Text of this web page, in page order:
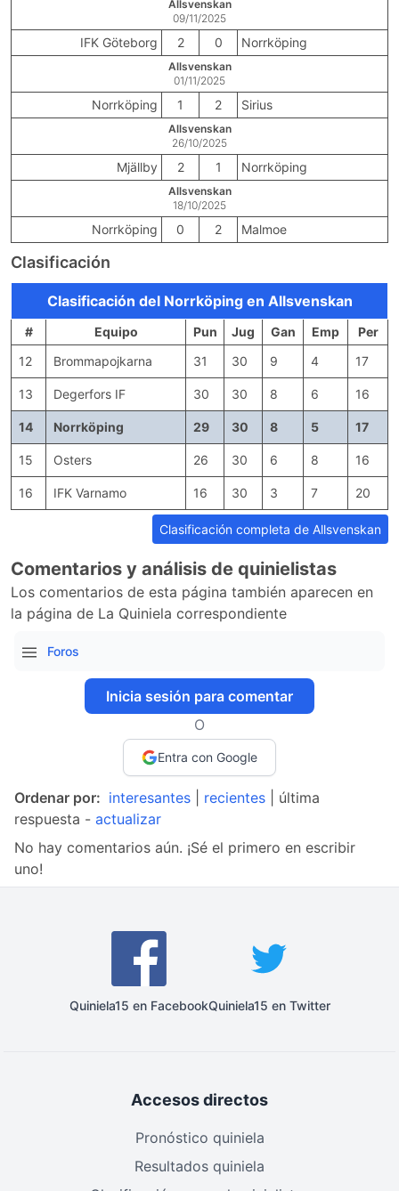
Allsvenskan
09/11/2025
IFK Göteborg 2 0 Norrköping
Allsvenskan
01/11/2025
Norrköping 1 2 Sirius
Allsvenskan
26/10/2025
Mjällby 2 1 Norrköping
Allsvenskan
18/10/2025
Norrköping 0 2 Malmoe
Clasificación
Clasificación del Norrköping en Allsvenskan
# Equipo Pun Jug Gan Emp
Per
12
Brommapojkarna 31 30 9 4 17
13 Degerfors IF 30 30 8 6 16
14 Norrköping 29 30 8 5 17
15 Osters 26 30 6 8 16
16 IFK Varnamo 16 30 3 7 20
Clasificación completa de Allsvenskan
Comentarios y análisis de quinielistas
Los comentarios de esta página también aparecen en
la página de La Quiniela correspondiente
Foros
Inicia sesión para comentar
O
Entra con Google
Ordenar por: interesantes recientes | última
respuesta - actualizar
No hay comentarios aún. ¡Sé el primero en escribir
uno!
Quiniela15 en FacebookQuiniela15 en Twitter
Accesos directos
Pronóstico quiniela
Resultados quiniela